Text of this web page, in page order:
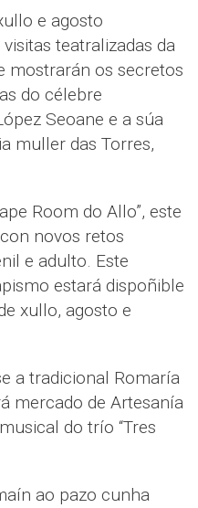
e agosto
teatralizadas da
mostrarán os secretos
do célebre
Seoane e a súa
muller das Torres,
Room do Allo”, este
novos retos
e adulto. Este
estará dispoñible
xullo, agosto e
a tradicional Romaría
mercado de Artesanía
do trío “Tres
ao pazo cunha